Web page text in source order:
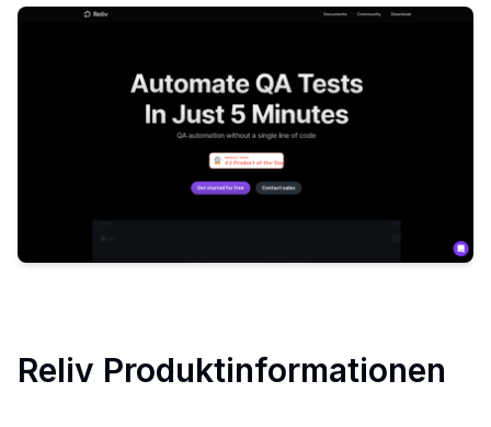
Reliv Produktinformationen